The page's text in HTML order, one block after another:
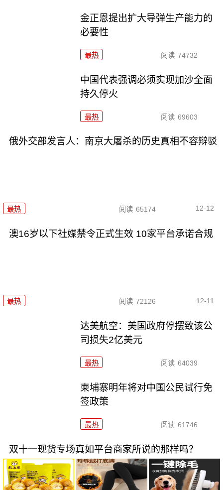
金正恩提出扩大导弹生产能力的
必要性
最热 阅读 74732
中国代表强调必须实现加沙全面
持久停火
最热 阅读 69603
俄外交部发言人：南京大屠杀的历史真相不容辩驳
最热 阅读 65174 12-12
澳16岁以下社媒禁令正式生效 10家平台承诺合规
最热 阅读 72126 12-11
达美航空：美国政府停摆致该公
司损失2亿美元
最热 阅读 64039
柬埔寨明年将对中国公民试行免
签政策
最热 阅读 61746
双十一现货专场真如平台商家所说的那样吗？